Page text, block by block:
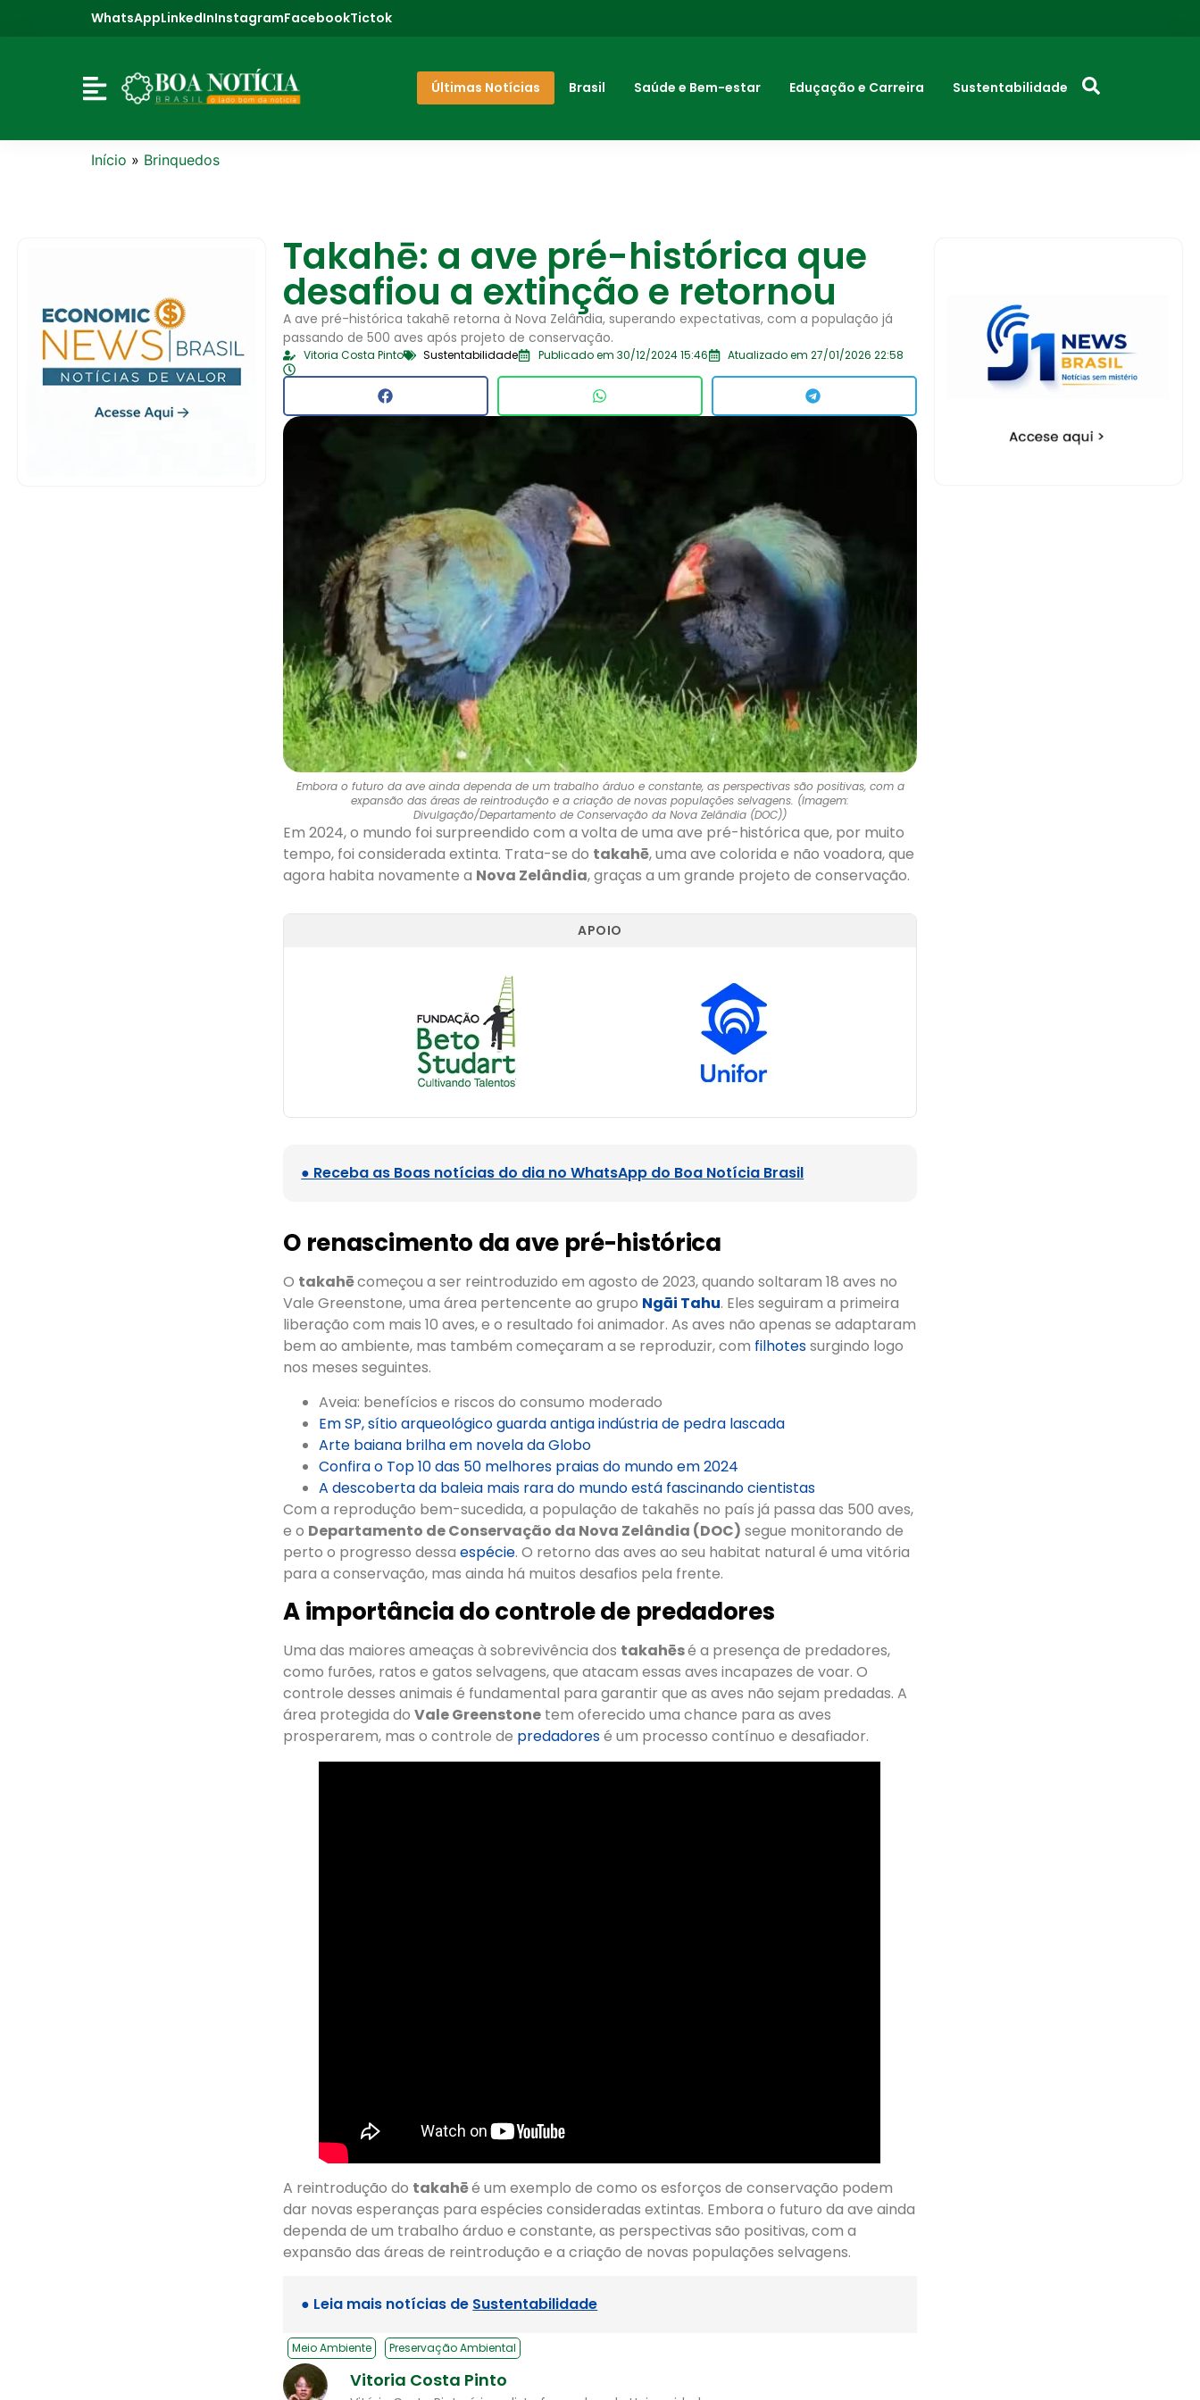
WhatsAppLinkedInInstagramFacebookTictok
Últimas Notícias Brasil Saúde e Bem-estar Eduçação e Carreira Sustentabilidade
Início » Brinquedos
Takahē: a ave pré-histórica que
desafiou a extinção e retornou
A ave pré-histórica takahē retorna à Nova Zelândia, superando expectativas, com a população já
passando de 500 aves após projeto de conservação.
Vitoria Costa Pinto Sustentabilidade Publicado em 30/12/2024 15:46 Atualizado em 27/01/2026 22:58
Embora o futuro da ave ainda dependa de um trabalho árduo e constante, as perspectivas são positivas, com a
expansão das áreas de reintrodução e a criação de novas populações selvagens. (Imagem:
Divulgação/Departamento de Conservação da Nova Zelândia (DOC))
Em 2024, o mundo foi surpreendido com a volta de uma ave pré-histórica que, por muito
tempo, foi considerada extinta. Trata-se do takahē, uma ave colorida e não voadora, que
agora habita novamente a Nova Zelândia, graças a um grande projeto de conservação.
APOIO
● Receba as Boas notícias do dia no WhatsApp do Boa Notícia Brasil
O renascimento da ave pré-histórica
O takahēcomeçou a ser reintroduzido em agosto de 2023, quando soltaram 18 aves no
Vale Greenstone, uma área pertencente ao grupo Ngāi Tahu. Eles seguiram a primeira
liberação com mais 10 aves, e o resultado foi animador. As aves não apenas se adaptaram
bem ao ambiente, mas também começaram a se reproduzir, com filhotessurgindo logo
nos meses seguintes.
Aveia: benefícios e riscos do consumo moderado
Em SP, sítio arqueológico guarda antiga indústria de pedra lascada
Arte baiana brilha em novela da Globo
Confira o Top 10 das 50 melhores praias do mundo em 2024
A descoberta da baleia mais rara do mundo está fascinando cientistas
Com a reprodução bem-sucedida, a população de takahēs no país já passa das 500 aves,
e o Departamento de Conservação da Nova Zelândia (DOC) segue monitorando de
perto o progresso dessaespécie. O retorno das aves ao seu habitat natural é uma vitória
para a conservação, mas ainda há muitos desafios pela frente.
A importância do controle de predadores
Uma das maiores ameaças à sobrevivência dos takahēsé a presença de predadores,
como furões, ratos e gatos selvagens, que atacam essas aves incapazes de voar. O
controle desses animais é fundamental para garantir que as aves não sejam predadas. A
área protegida doVale Greenstone tem oferecido uma chance para as aves
prosperarem, mas o controle de predadoresé um processo contínuo e desafiador.
A reintrodução do takahēé um exemplo de como os esforços de conservação podem
dar novas esperanças para espécies consideradas extintas. Embora o futuro da ave ainda
dependa de um trabalho árduo e constante, as perspectivas são positivas, com a
expansão das áreas de reintrodução e a criação de novas populações selvagens.
● Leia mais notícias de Sustentabilidade
Meio Ambiente Preservação Ambiental
Vitoria Costa Pinto